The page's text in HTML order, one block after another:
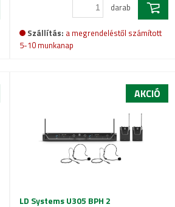
darab
Szállítás: a megrendeléstől számított
5-10 munkanap
AKCIÓ
LD Systems U305 BPH 2